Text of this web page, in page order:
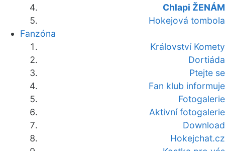
Chlapi ŽENÁM
Hokejová tombola
Fanzóna
Království Komety
Dortiáda
Ptejte se
Fan klub informuje
Fotogalerie
Aktivní fotogalerie
Download
Hokejchat.cz